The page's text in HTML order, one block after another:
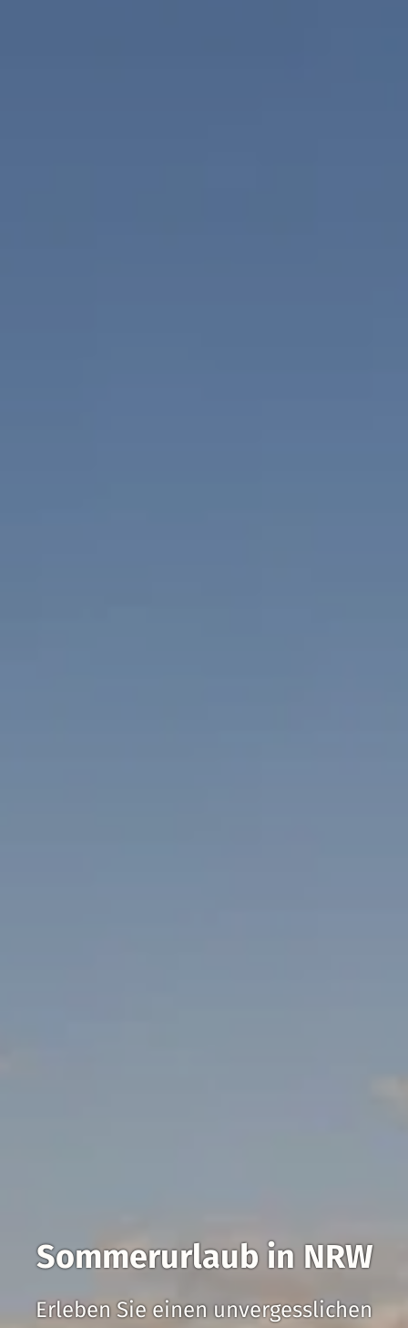
Sommerurlaub in NRW
Erleben Sie einen unvergesslichen